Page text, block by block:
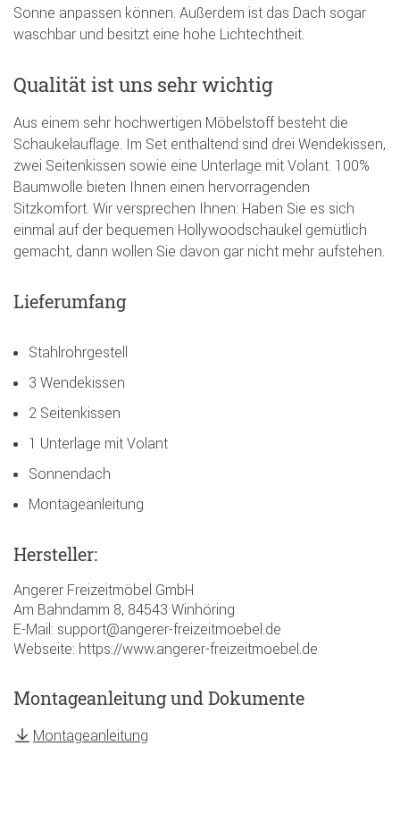
Sonne anpassen können. Außerdem ist das Dach sogar
waschbar und besitzt eine hohe Lichtechtheit.
Qualität ist uns sehr wichtig
Aus einem sehr hochwertigen Möbelstoff besteht die
Schaukelauflage. Im Set enthaltend sind drei Wendekissen,
zwei Seitenkissen sowie eine Unterlage mit Volant. 100%
Baumwolle bieten Ihnen einen hervorragenden
Sitzkomfort. Wir versprechen Ihnen: Haben Sie es sich
einmal auf der bequemen Hollywoodschaukel gemütlich
gemacht, dann wollen Sie davon gar nicht mehr aufstehen.
Lieferumfang
Stahlrohrgestell
3 Wendekissen
2 Seitenkissen
1 Unterlage mit Volant
Sonnendach
Montageanleitung
Hersteller:
Angerer Freizeitmöbel GmbH
Am Bahndamm 8, 84543 Winhöring
E-Mail: support@angerer-freizeitmoebel.de
Webseite: https://www.angerer-freizeitmoebel.de
Montageanleitung und Dokumente
Montageanleitung